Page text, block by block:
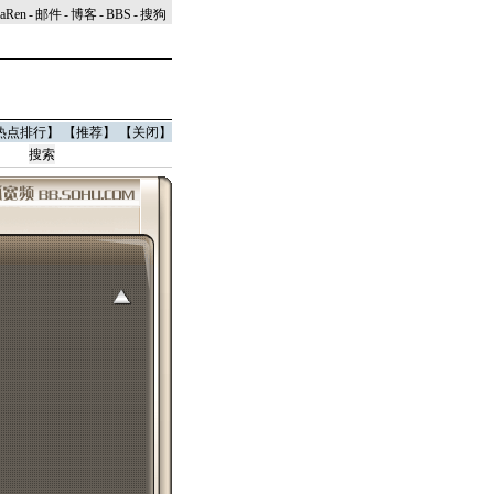
-邮件-博客-BBS -搜狗
点排行】 【推荐】 【 关闭 】